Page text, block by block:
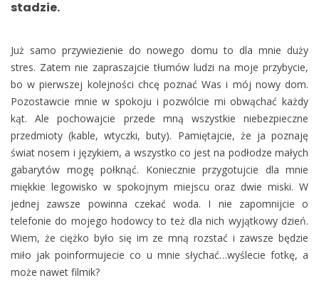
stadzie.
Już samo przywiezienie do nowego domu to dla mnie duży
stres. Zatem nie zapraszajcie tłumów ludzi na moje przybycie,
bo w pierwszej kolejności chcę poznać Was i mój nowy dom.
Pozostawcie mnie w spokoju i pozwólcie mi obwąchać każdy
kąt. Ale pochowajcie przede mną wszystkie niebezpieczne
przedmioty (kable, wtyczki, buty). Pamiętajcie, że ja poznaję
świat nosem i językiem, a wszystko co jest na podłodze małych
gabarytów mogę połknąć. Koniecznie przygotujcie dla mnie
miękkie legowisko w spokojnym miejscu oraz dwie miski. W
jednej zawsze powinna czekać woda. I nie zapomnijcie o
telefonie do mojego hodowcy to też dla nich wyjątkowy dzień.
Wiem, że ciężko było się im ze mną rozstać i zawsze będzie
miło jak poinformujecie co u mnie słychać…wyślecie fotkę, a
może nawet filmik?